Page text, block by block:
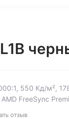
550 Кд/м²,
FreeSync
отзыв